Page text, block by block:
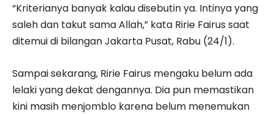
“Kriterianya banyak kalau disebutin ya. Intinya yang
saleh dan takut sama Allah,” kata Ririe Fairus saat
ditemui di bilangan Jakarta Pusat, Rabu (24/1).
Sampai sekarang, Ririe Fairus mengaku belum ada
lelaki yang dekat dengannya. Dia pun memastikan
kini masih menjomblo karena belum menemukan